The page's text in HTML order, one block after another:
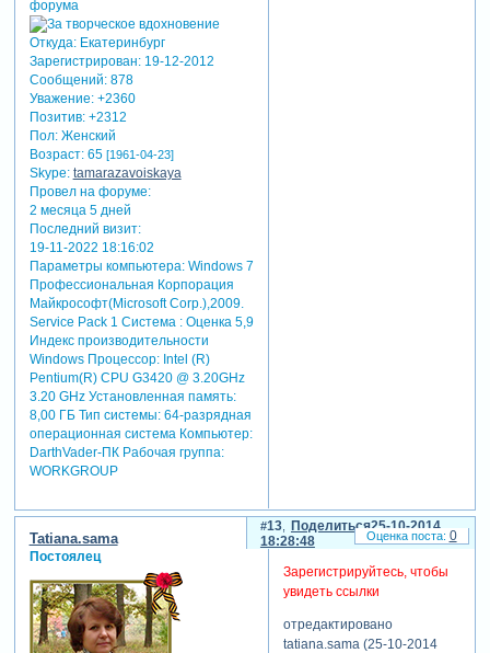
Откуда:Екатеринбург
Зарегистрирован: 19-12-2012
Сообщений:878
Уважение: +2360
Позитив: +2312
Пол:Женский
Возраст:65 [1961-04-23]
Skype: tamarazavoiskaya
Провел на форуме:
2 месяца 5 дней
Последний визит:
19-11-2022 18:16:02
Параметры компьютера:Windows 7
Профессиональная Корпорация
Майкрософт(Microsoft Corp.),2009.
Service Pack 1 Система : Оценка 5,9
Индекс производительности
Windows Процессор: Intel (R)
Pentium(R) CPU G3420 @ 3.20GHz
3.20 GHz Установленная память:
8,00 ГБ Тип системы: 64-разрядная
операционная система Компьютер:
DarthVader-ПК Рабочая группа:
WORKGROUP
Поделиться
13
25-10-2014
18:28:48
Tatiana.sama
Постоялец
Зарегистрируйтесь, чтобы
увидеть ссылки
отредактировано
tatiana.sama (25-10-2014
0